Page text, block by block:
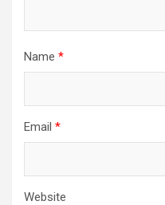
Name *
Email *
Website